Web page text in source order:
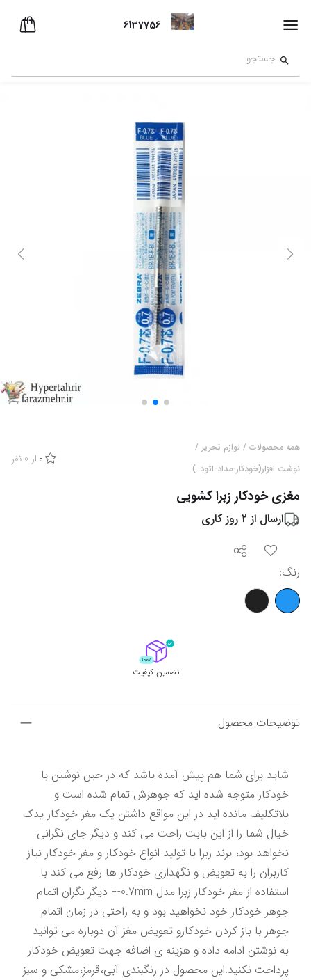
6137756
همه محصولات / لوازم تحریر /
نوشت افزار(خودکار-مداد-اتود..)
0 از 0 نفر
مغزی خودکار زبرا کشویی
ارسال از 2 روز کاری
رنگ:
تضمین کیفیت
توضیحات محصول